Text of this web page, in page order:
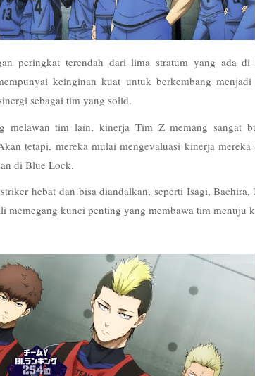
peringkat terendah dari lima stratum yang ada
keinginan kuat untuk berkembang
sebagai tim yang solid.
melawan tim lain, kinerja Tim Z memang sangat
tetapi, mereka mulai mengevaluasi kinerja mereka
di Blue Lock.
hebat dan bisa diandalkan, seperti Isagi,
memegang kunci penting yang membawa tim menuju